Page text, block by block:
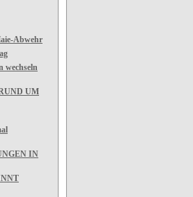
Abwehr
wechseln
UM
IN